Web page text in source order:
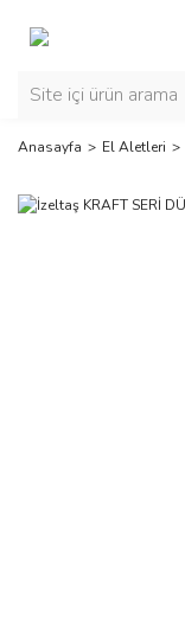
Anasayfa El Aletleri